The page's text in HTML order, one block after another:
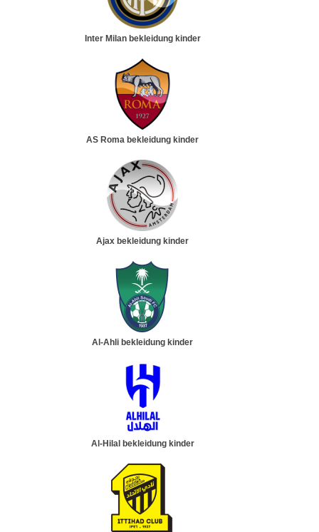
Inter Milan bekleidung kinder
AS Roma bekleidung kinder
Ajax bekleidung kinder
Al-Ahli bekleidung kinder
Al-Hilal bekleidung kinder